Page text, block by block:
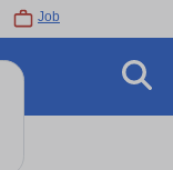
Job